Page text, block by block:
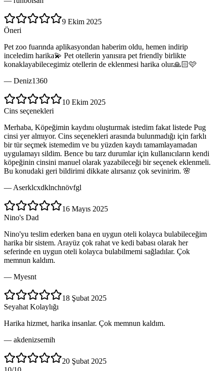
9 Ekim 2025
Öneri
Pet zoo fuarında aplikasyondan haberim oldu, hemen indirip
inceledim harika💫 Pet otellerin yanısıra pet friendly birlikte
konaklayabilecegimiz otellerin de eklenmesi harika olur🙏🏻🩷
— Deniz1360
10 Ekim 2025
Cins seçenekleri
Merhaba, Köpeğimin kaydını oluşturmak istedim fakat listede Pug
cinsi yer almıyor. Cins seçenekleri arasında bulunmadığı için farklı
bir tür seçmek istemedim ve bu yüzden kaydı tamamlayamadan
uygulamayı sildim. Bence bu tarz durumlar için kullanıcıların kendi
köpeğinin cinsini manuel olarak yazabileceği bir seçenek eklenmeli.
Bu konudaki geri bildirimi dikkate alırsanız çok sevinirim. 🌸
— Aserklcxdklnchnövfgl
16 Mayıs 2025
Nino's Dad
Nino'yu teslim ederken bana en uygun oteli kolayca bulabileceğim
harika bir sistem. Arayüz çok rahat ve kedi babası olarak her
seferinde en uygun oteli kolayca bulabilmemi sağladılar. Çok
memnun kaldım.
— Myesnt
18 Şubat 2025
Seyahat Kolaylığı
Harika hizmet, harika insanlar. Çok memnun kaldım.
— akdenizsemih
20 Şubat 2025